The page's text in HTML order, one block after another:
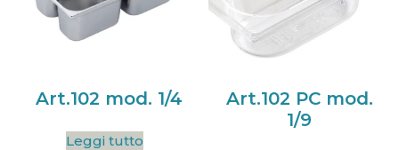
Art.102 mod. 1/4
Leggi tutto
Art.102 PC mod.
1/9